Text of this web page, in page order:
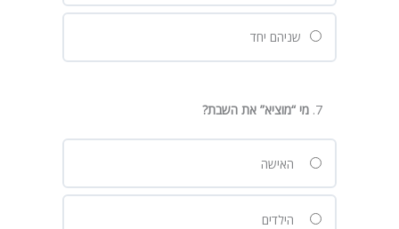
שניהם יחד
מי “מוציא” את השבת?
האישה
הילדים